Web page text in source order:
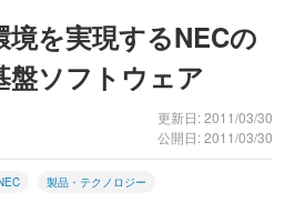
を実現するNECの
盤ソフトウェア
更新日: 2011/03/30
公開日: 2011/03/30
製品・テクノロジー